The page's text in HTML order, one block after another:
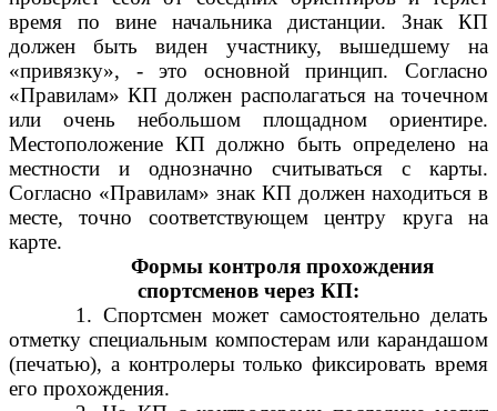
время по вине начальника дистанции. Знак КП
должен быть виден участнику, вышедшему на
«привязку», - это основной принцип. Согласно
«Правилам» КП должен располагаться на точечном
или очень небольшом площадном ориентире.
Местоположение КП должно быть определено на
местности и однозначно считываться с карты.
Согласно «Правилам» знак КП должен находиться в
месте, точно соответствующем центру круга на
карте.
Формы контроля прохождения
спортсменов через КП:
1. Спортсмен может самостоятельно делать
отметку специальным компостерам или карандашом
(печатью), а контролеры только фиксировать время
его прохождения.